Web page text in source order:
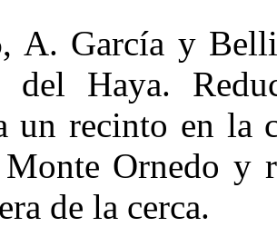
A. García y
del Haya.
un recinto en la
Ornedo y
de la cerca.